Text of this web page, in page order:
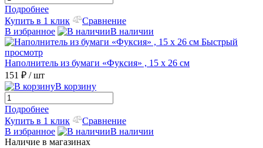
Подробнее
Купить в 1 клик
Сравнение
В избранное
В наличии
Быстрый
просмотр
Наполнитель из бумаги «Фуксия» , 15 х 26 см
151 ₽ / шт
В корзину
Подробнее
Купить в 1 клик
Сравнение
В избранное
В наличии
Наличие в магазинах